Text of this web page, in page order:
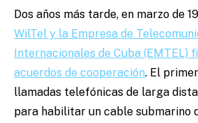
Dos años más tarde, en marzo de
WilTel y la Empresa de
Internacionales de Cuba (EMTEL)
acuerdos de cooperación. El
llamadas telefónicas de larga
para habilitar un cable submarino